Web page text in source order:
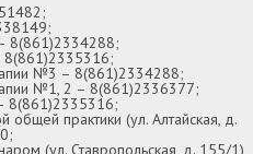
8(861)2334288;
8(861)2335316;
№3 – 8(861)2334288;
№1, 2 – 8(861)2336377;
8(861)2335316;
общей практики (ул. Алтайская, д.
(ул. Ставропольская, д. 155/1)